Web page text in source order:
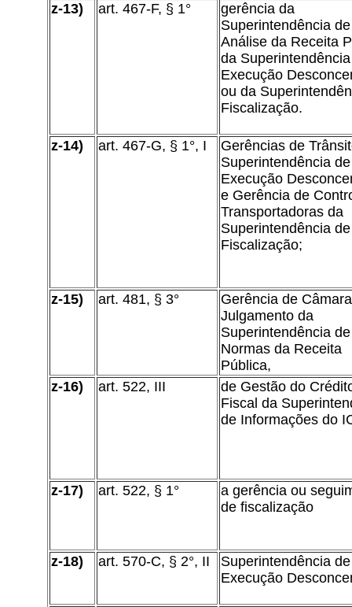
z-13)
art. 467-F, § 1°
gerência da
Superintendência de
Análise da Receita
da
Execução
ou da
Fiscalização.
z-14) art. 467-G, § 1°, I
Gerências de
Superintendência de
Execução
e Gerência de
Transportadoras da
Superintendência de
Fiscalização;
z-15) art. 481, § 3°
Gerência de
Julgamento da
Superintendência de
Normas da Receita
Pública,
z-16)
art. 522, III
de Gestão do
Fiscal da
de Informações do
z-17) art. 522, § 1°
a gerência ou
de fiscalização
z-18) art. 570-C, § 2°, II
Superintendência de
Execução